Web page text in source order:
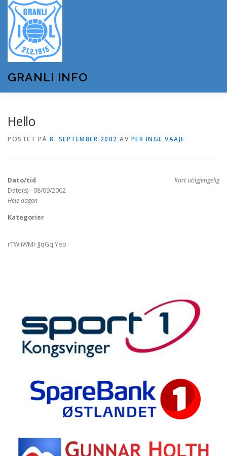
innhold
GRANLI INFO
OM GRANLI INFO
Hello
POSTET PÅ 8. SEPTEMBER 2002 AV PER INGE VAAJE
Kart utilgjengelig
Dato/tid
Date(s) - 08/09/2002
Hele dagen
Kategorier
rTWiiWMr JJqGq Yep